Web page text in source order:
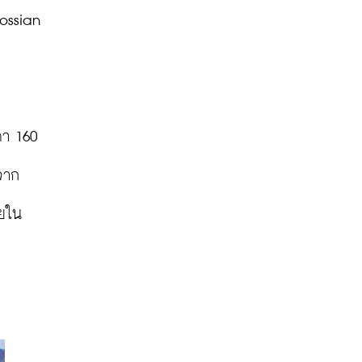
160
ก
ใน